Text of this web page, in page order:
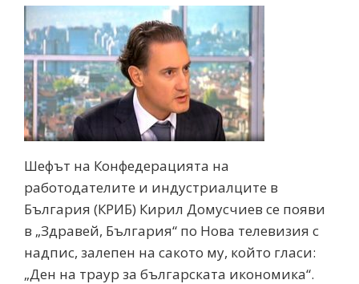
Шефът на Конфедерацията на
работодателите и индустриалците в
България (КРИБ) Кирил Домусчиев се появи
в „Здравей, България“ по Нова телевизия с
надпис, залепен на сакото му, който гласи:
„Ден на траур за българската икономика“.